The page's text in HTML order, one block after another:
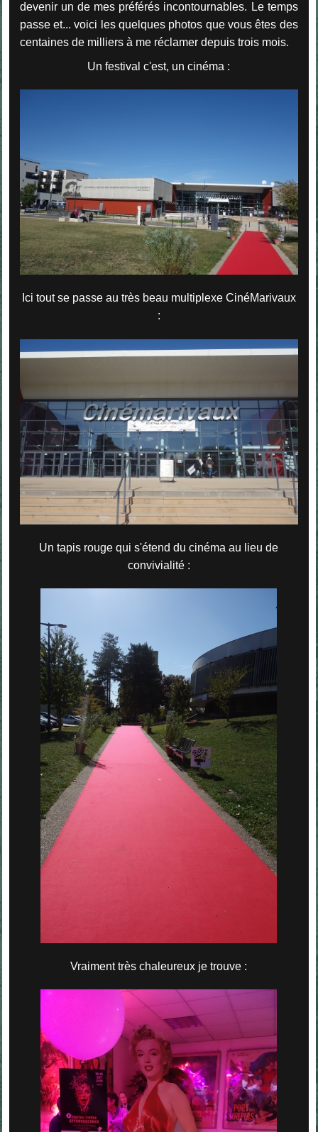
devenir un de mes préférés incontournables. Le temps
passe et... voici les quelques photos que vous êtes des
centaines de milliers à me réclamer depuis trois mois.
Un festival c'est, un cinéma :
Ici tout se passe au très beau multiplexe CinéMarivaux
:
Un tapis rouge qui s'étend du cinéma au lieu de
convivialité :
Vraiment très chaleureux je trouve :